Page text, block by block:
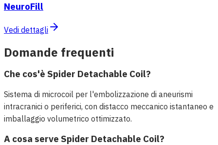
NeuroFill
Vedi dettagli
Domande frequenti
Che cos'è Spider Detachable Coil?
Sistema di microcoil per l'embolizzazione di aneurismi
intracranici o periferici, con distacco meccanico istantaneo e
imballaggio volumetrico ottimizzato.
A cosa serve Spider Detachable Coil?